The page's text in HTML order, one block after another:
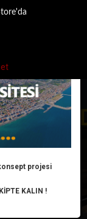
projesi
KALIN !